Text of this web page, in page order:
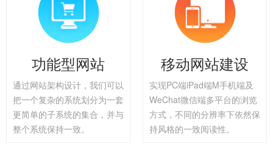
功能型网站
通过网站架构设计，我们可以
把一个复杂的系统划分为一套
更简单的子系统的集合，并与
整个系统保持一致。
移动网站建设
实现PC端iPad端M手机端及
WeChat微信端多平台的浏览
方式，不同的分辨率下依然保
持风格的一致阅读性。